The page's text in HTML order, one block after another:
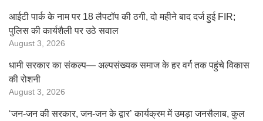
आईटी पार्क के नाम पर 18 लैपटॉप की ठगी, दो महीने बाद दर्ज हुई FIR;
पुलिस की कार्यशैली पर उठे सवाल
August 3, 2026
धामी सरकार का संकल्प— अल्पसंख्यक समाज के हर वर्ग तक पहुंचे विकास
की रोशनी
August 3, 2026
‘जन-जन की सरकार, जन-जन के द्वार’ कार्यक्रम में उमड़ा जनसैलाब, कुल